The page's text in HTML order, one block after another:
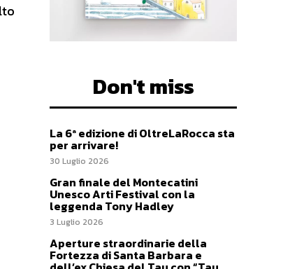
Don't miss
La 6ª edizione di OltreLaRocca sta
per arrivare!
30 Luglio 2026
Gran finale del Montecatini
Unesco Arti Festival con la
leggenda Tony Hadley
3 Luglio 2026
Aperture straordinarie della
Fortezza di Santa Barbara e